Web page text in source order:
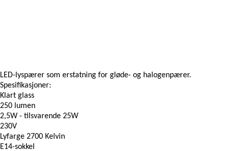
LED-lyspærer som erstatning for gløde- og halogenpærer.
Spesifikasjoner:
Klart glass
250 lumen
2,5W - tilsvarende 25W
230V
Lyfarge 2700 Kelvin
E14-sokkel